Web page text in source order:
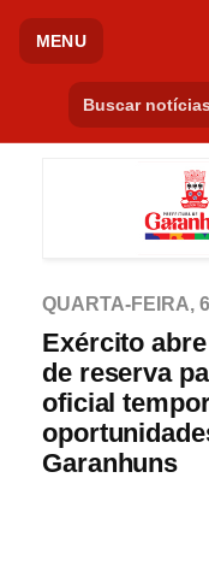
MENU
QUARTA-FEIRA,
Exército
de reserva
oficial
Garanhuns